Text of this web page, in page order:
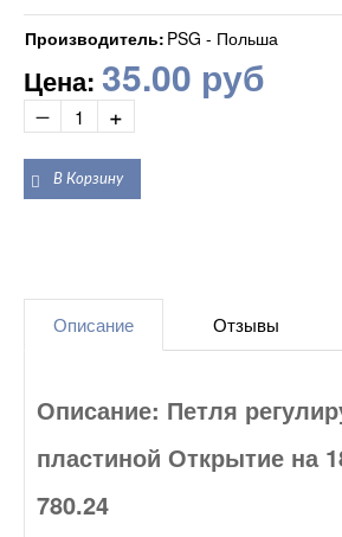
Производитель: PSG - Польша
Цена: 35.00 руб
Описание Отзывы
Описание: Петля
пластиной Открытие на
780.24